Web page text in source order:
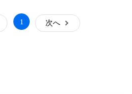
1 次へ